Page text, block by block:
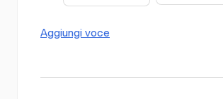
Aggiungi voce